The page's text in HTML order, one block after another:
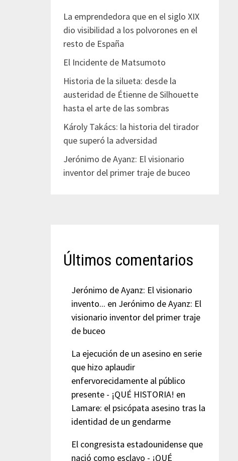
La emprendedora que en el siglo XIX
dio visibilidad a los polvorones en el
resto de España
El Incidente de Matsumoto
Historia de la silueta: desde la
austeridad de Étienne de Silhouette
hasta el arte de las sombras
Károly Takács: la historia del tirador
que superó la adversidad
Jerónimo de Ayanz: El visionario
inventor del primer traje de buceo
Últimos comentarios
Jerónimo de Ayanz: El visionario
invento... en Jerónimo de Ayanz: El
visionario inventor del primer traje
de buceo
La ejecución de un asesino en serie
que hizo aplaudir
enfervorecidamente al público
presente - ¡QUÉ HISTORIA! en
Lamare: el psicópata asesino tras la
identidad de un gendarme
El congresista estadounidense que
nació como esclavo - ¡QUÉ